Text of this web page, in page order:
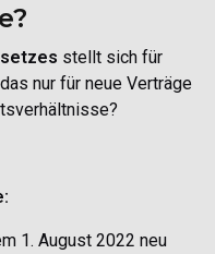
stellt sich für
nur für neue Verträge
1. August 2022 neu